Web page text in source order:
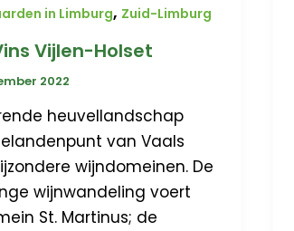
in Limburg, Zuid-Limburg
Vijlen-Holset
2022
heuvellandschap
van Vaals
wijndomeinen. De
wijnwandeling voert
St. Martinus; de